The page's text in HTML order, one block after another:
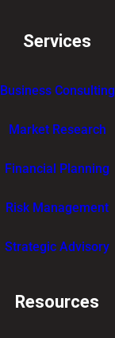
Services
Business Consulting
Market Research
Financial Planning
Risk Management
Strategic Advisory
Resources